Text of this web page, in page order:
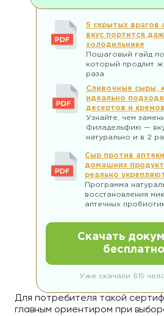
5 скрытых врагов
вкус портится
холодильнике
Пошаговый гайд
который продлит
раза
Сливочные сыры,
идеально
десертов и кремов
Узнайте, чем
Филадельфию —
натурально и в 2
Сыр против
домашних
реально
Программа
восстановления
аптечных
Скачать
бесплатно
Уже скачали 615
Для потребителя такой
главным ориентиром при